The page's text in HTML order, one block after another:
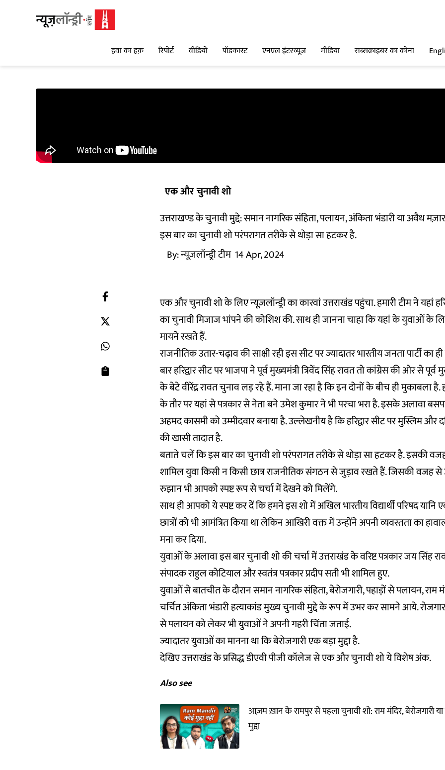
हवा का हक़ रिपोर्ट वीडियो पॉडकास्ट एनएल इंटरव्यूज मीडिया सब्सक्राइबर का कोना
एक और चुनावी शो
उत्तराखण्ड के चुनावी मुद्दे: समान नागरिक संहिता, पलायन, अंकिता भंडारी या अवैध मज़ार
इस बार का चुनावी शो परंपरागत तरीके से थोड़ा सा हटकर है.
By:न्यूज़लॉन्ड्री टीम 14 Apr, 2024
एक और चुनावी शो के लिए न्यूज़लॉन्ड्री का कारवां उत्तराखंड पहुंचा. हमारी टीम ने यहां
का चुनावी मिजाज भांपने की कोशिश की. साथ ही जानना चाहा कि यहां के युवाओं के
मायने रखते हैं.
राजनीतिक उतार-चढ़ाव की साक्षी रही इस सीट पर ज्यादातर भारतीय जनता पार्टी का
बार हरिद्वार सीट पर भाजपा ने पूर्व मुख्यमंत्री त्रिवेंद सिंह रावत तो कांग्रेस की ओर से पूर्व
के बेटे वीरेंद्र रावत चुनाव लड़ रहे हैं. माना जा रहा है कि इन दोनों के बीच ही मुकाबला है.
के तौर पर यहां से पत्रकार से नेता बने उमेश कुमार ने भी परचा भरा है. इसके अलावा
अहमद कासमी को उम्मीदवार बनाया है. उल्लेखनीय है कि हरिद्वार सीट पर मुस्लिम
की खासी तादात है.
बताते चलें कि इस बार का चुनावी शो परंपरागत तरीके से थोड़ा सा हटकर है. इसकी
शामिल युवा किसी न किसी छात्र राजनीतिक संगठन से जुड़ाव रखते हैं. जिसकी वजह
रुझान भी आपको स्पष्ट रूप से चर्चा में देखने को मिलेंगे.
साथ ही आपको ये स्पष्ट कर दें कि हमने इस शो में अखिल भारतीय विद्यार्थी परिषद यानि
छात्रों को भी आमंत्रित किया था लेकिन आखिरी वक्त में उन्होंने अपनी व्यवस्तता का
मना कर दिया.
युवाओं के अलावा इस बार चुनावी शो की चर्चा में उत्तराखंड के वरिष्ट पत्रकार जय सिंह
संपादक राहुल कोटियाल और स्वतंत्र पत्रकार प्रदीप सती भी शामिल हुए.
युवाओं से बातचीत के दौरान समान नागरिक संहिता, बेरोजगारी, पहाड़ों से पलायन, राम
चर्चित अंकिता भंडारी हत्याकांड मुख्य चुनावी मुद्दे के रूप में उभर कर सामने आये.
से पलायन को लेकर भी युवाओं ने अपनी गहरी चिंता जताई.
ज्यादातर युवाओं का मानना था कि बेरोजगारी एक बड़ा मुद्दा है.
देखिए उत्तराखंड के प्रसिद्ध डीएवी पीजी कॉलेज से एक और चुनावी शो ये विशेष अंक.
Also see
आज़म ख़ान के रामपुर से पहला चुनावी शो: राम मंदिर, बेरोजगारी
मुद्दा